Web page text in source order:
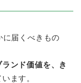
に届くべきもの
ンド価値を、き
ます。